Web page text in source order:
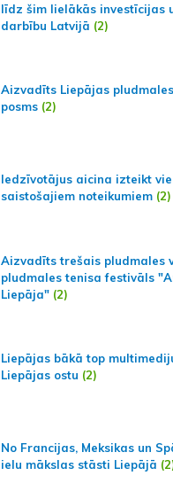
līdz šim lielākās investīcijas
darbību Latvijā (2)
Aizvadīts Liepājas
posms (2)
Iedzīvotājus aicina izteikt
saistošajiem noteikumiem (2)
Aizvadīts trešais pludmales
pludmales tenisa festivāls
Liepāja" (2)
Liepājas bākā top
Liepājas ostu (2)
No Francijas, Meksikas un
ielu mākslas stāsti Liepājā